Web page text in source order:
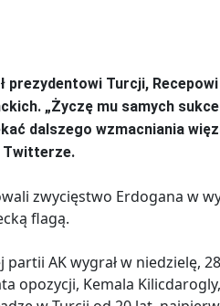
prezydentowi Turcji,
„Życzę mu samych
dalszego wzmacniania
Twitterze.
zwycięstwo Erdogana w
flagą.
AK wygrał w niedzielę,
opozycji, Kemala